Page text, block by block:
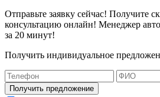
Отправьте заявку сейчас! Получите
консультацию онлайн! Менеджер
за 20 минут!
Получить индивидуальное
Получить предложение